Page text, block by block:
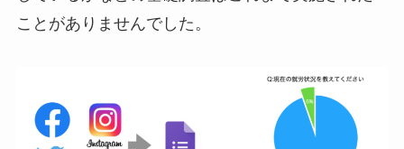
ことがありませんでした。